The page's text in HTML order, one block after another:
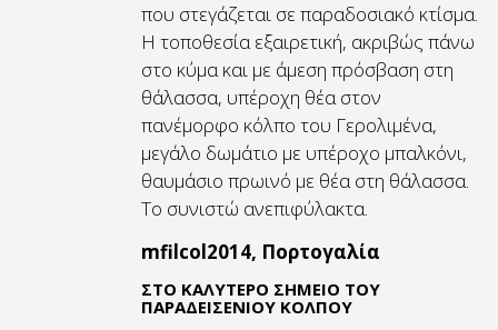
που στεγάζεται σε παραδοσιακό κτίσμα.
Η τοποθεσία εξαιρετική, ακριβώς πάνω
στο κύμα και με άμεση πρόσβαση στη
θάλασσα, υπέροχη θέα στον
πανέμορφο κόλπο του Γερολιμένα,
μεγάλο δωμάτιο με υπέροχο μπαλκόνι,
θαυμάσιο πρωινό με θέα στη θάλασσα.
Το συνιστώ ανεπιφύλακτα.
mfilcol2014, Πορτογαλία
ΣΤΟ ΚΑΛΥΤΕΡΟ ΣΗΜΕΙΟ ΤΟΥ
ΠΑΡΑΔΕΙΣΕΝΙΟΥ ΚΟΛΠΟΥ